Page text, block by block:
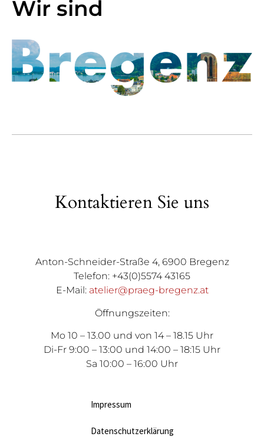
Wir sind
Kontaktieren Sie uns
Anton-Schneider-Straße 4, 6900 Bregenz
Telefon: +43(0)5574 43165
E-Mail: atelier@praeg-bregenz.at
Öffnungszeiten:
Mo 10 – 13.00 und von 14 – 18.15 Uhr
Di-Fr 9:00 – 13:00 und 14:00 – 18:15 Uhr
Sa 10:00 – 16:00 Uhr
Impressum
Datenschutzerklärung